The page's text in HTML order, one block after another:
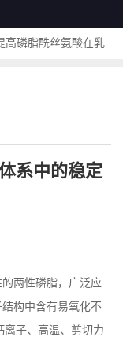
高磷脂酰丝氨酸在乳
系中的稳定
两性磷脂，广泛应
构中含有易氧化不
离子、高温、剪切力